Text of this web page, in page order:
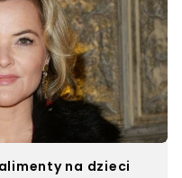
na dzieci